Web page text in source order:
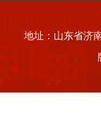
地址：山东省济